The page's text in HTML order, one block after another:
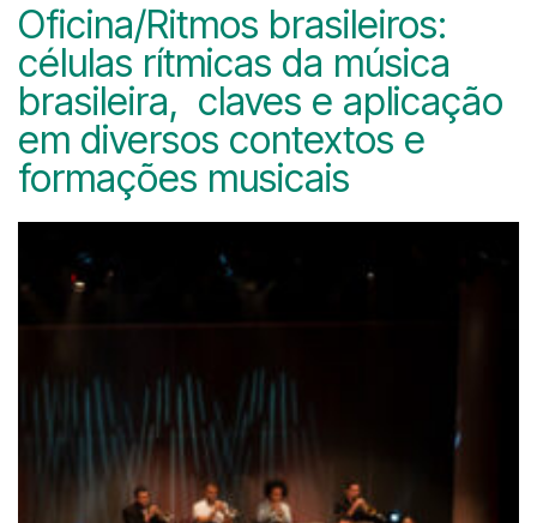
Oficina/Ritmos brasileiros:
células rítmicas da música
brasileira, claves e aplicação
em diversos contextos e
formações musicais